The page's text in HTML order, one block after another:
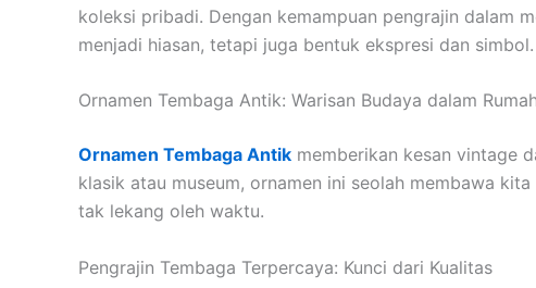
koleksi pribadi. Dengan kemampuan pengrajin dalam
menjadi hiasan, tetapi juga bentuk ekspresi dan simbol.
Ornamen Tembaga Antik: Warisan Budaya dalam
Ornamen Tembaga Antik memberikan kesan vintage
klasik atau museum, ornamen ini seolah membawa
tak lekang oleh waktu.
Pengrajin Tembaga Terpercaya: Kunci dari Kualitas